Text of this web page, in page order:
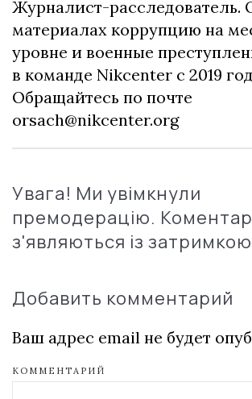
Журналист-расследователь.
материалах коррупцию на
уровне и военные
в команде Nikcenter с 2019
Обращайтесь по почте
orsach@nikcenter.org
Увага! Ми увімкнули
премодерацію.
з'являються із затримкою
Добавить комментарий
Ваш адрес email не будет
КОММЕНТАРИЙ